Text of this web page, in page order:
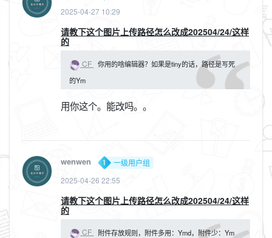
2025-04-27 10:29
请教下这个图片上传路径怎么改成202504/24/这样
的
CF
你用的啥编辑器？如果是tiny的话，路径是写死
的Ym
用你这个。能改吗。。
wenwen
一级用户组
2025-04-26 22:55
请教下这个图片上传路径怎么改成202504/24/这样
的
CF 附件存放规则，附件多用：Ymd，附件少：Ym